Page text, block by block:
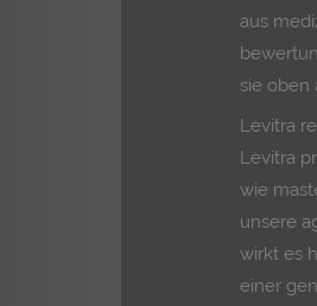
aus
sie oben
Levitra
Levitra
wie
unsere
wirkt es
einer